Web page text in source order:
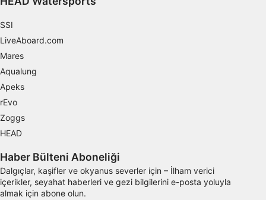
SSI
LiveAboard.com
Mares
Aqualung
Apeks
rEvo
Zoggs
HEAD
Haber Bülteni Aboneliği
Dalgıçlar, kaşifler ve okyanus severler için – İlham verici
içerikler, seyahat haberleri ve gezi bilgilerini e-posta yoluyla
almak için abone olun.
İçerik seçmek için sınırlı veri kullanmak
IAB Özel Özellikleri:
Kesin coğrafi konum verilerini kullanmak
Aktif olarak talep edilen bilgilere dayanarak
cihazları belirlemek
Gerekli
Verim
Fonksiyonel
Reklâm